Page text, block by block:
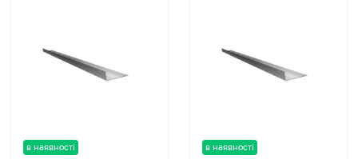
в наявності в наявності